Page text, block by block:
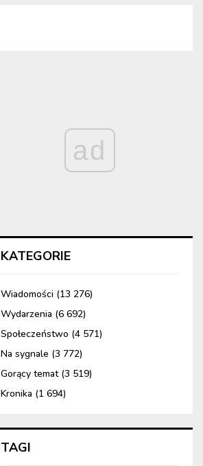
ad
KATEGORIE
Wiadomości (13 276)
Wydarzenia (6 692)
Społeczeństwo (4 571)
Na sygnale (3 772)
Gorący temat(3 519)
Kronika (1 694)
TAGI